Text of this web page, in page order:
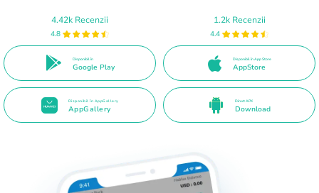
4.42k Recenzii
4.8
Disponibil în
Google Play
1.2k Recenzii
4.4
Disponibil în App Store
AppStore
Disponibil în AppGallery
AppGallery
Direct APK
Download